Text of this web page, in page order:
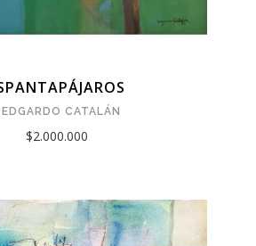
EDGARDO CATALÁN
$2.000.000